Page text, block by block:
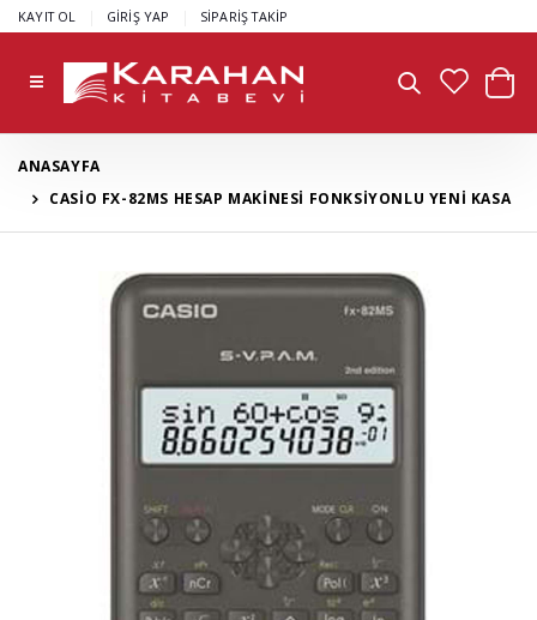
KAYIT OL GİRİŞ YAP SİPARİŞ TAKİP
ANASAYFA
CASİO FX-82MS HESAP MAKİNESİ FONKSİYONLU YENİ KASA